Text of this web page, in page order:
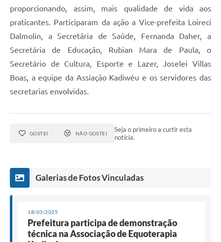
proporcionando, assim, mais qualidade de vida aos
praticantes. Participaram da ação a Vice-prefeita Loireci
Dalmolin, a Secretária de Saúde, Fernanda Daher, a
Secretária de Educação, Rubian Mara de Paula, o
Secretário de Cultura, Esporte e Lazer, Joselei Villas
Boas, a equipe da Assiação Kadiwéu e os servidores das
secretarias envolvidas.
GOSTEI NÃO GOSTEI
Seja o primeiro a curtir esta
notícia.
Galerias de Fotos Vinculadas
18/03/2025
Prefeitura participa de demonstração
técnica na Associação de Equoterapia